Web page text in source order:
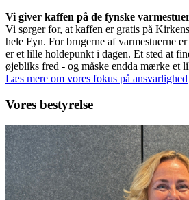
Vi giver kaffen på de fynske
Vi sørger for, at kaffen er gratis på
hele Fyn. For brugerne af varmestuerne
er et lille holdepunkt i dagen. Et sted at
øjebliks fred - og måske endda mærke et
Læs mere om vores fokus på ansvarlighed
Vores bestyrelse